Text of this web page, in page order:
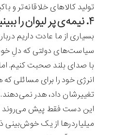
تولید کالاهای خلاقانه‌تر و
۴. نیمه‌ی پر لیوان را ببینید
بسیاری از ما عادت داریم
سیاست‌های دولتی که دلِ
با صدای بلند صحبت کنیم.
انرژی خود را برای مسائلی
تغییرشان داد، هدر نمی‌دهند.
این دست فقط پیش می‌روند
میلیاردرها از یک خوش‌بینی